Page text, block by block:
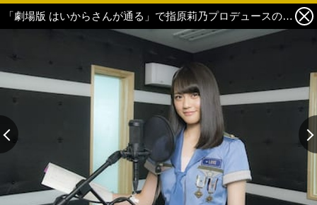
「劇場版 はいからさんが通る」で指原莉乃プロデュースのアイドルグループ、＝LOVE（イコールラブ）のメンバーが声優デビュー！ 8枚目の写真・画像